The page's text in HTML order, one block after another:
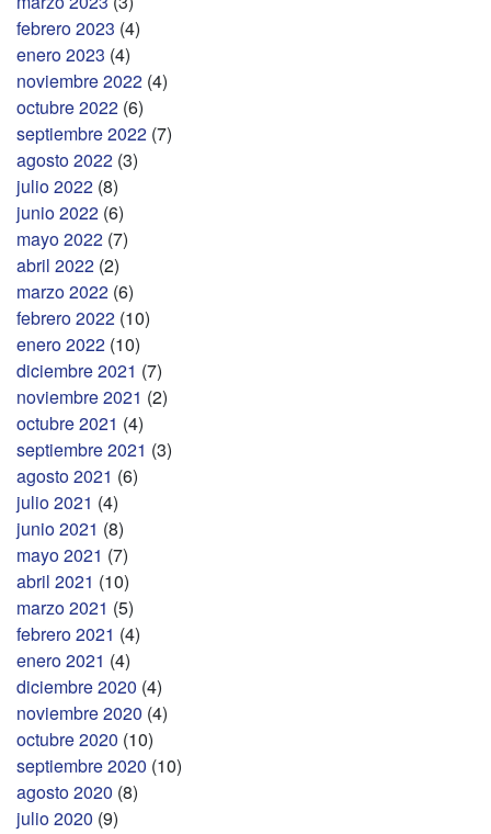
febrero 2023 (4)
enero 2023 (4)
noviembre 2022 (4)
octubre 2022 (6)
septiembre 2022 (7)
agosto 2022 (3)
julio 2022 (8)
junio 2022 (6)
mayo 2022 (7)
abril 2022 (2)
marzo 2022 (6)
febrero 2022 (10)
enero 2022 (10)
diciembre 2021 (7)
noviembre 2021 (2)
octubre 2021 (4)
septiembre 2021 (3)
agosto 2021 (6)
julio 2021 (4)
junio 2021 (8)
mayo 2021 (7)
abril 2021 (10)
marzo 2021 (5)
febrero 2021 (4)
enero 2021 (4)
diciembre 2020 (4)
noviembre 2020 (4)
octubre 2020 (10)
septiembre 2020 (10)
agosto 2020 (8)
julio 2020 (9)